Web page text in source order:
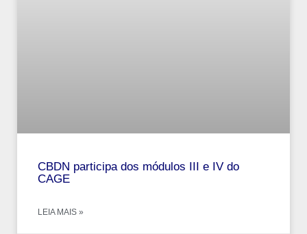
CBDN participa dos módulos III e IV do
CAGE
LEIA MAIS »